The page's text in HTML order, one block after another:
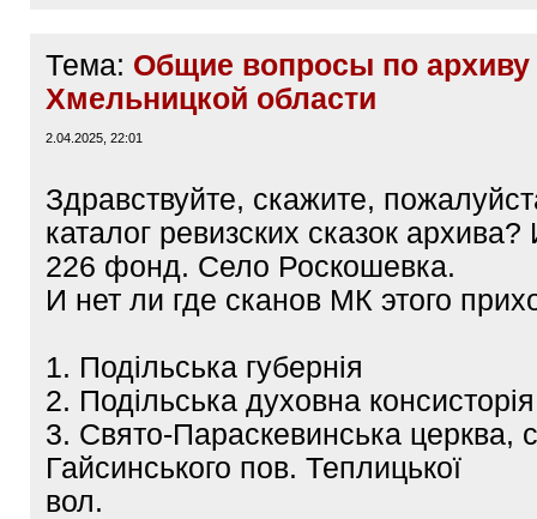
Тема: Общие вопросы по архиву
Хмельницкой области
2.04.2025, 22:01
Здравствуйте, скажите,
каталог ревизских сказок архива?
226 фонд. Село Роскошевка.
И нет ли где сканов МК этого
1. Подільська губернія
2. Подільська духовна консисторія
3. Свято-Параскевинська церква,
Гайсинського пов. Теплицької
вол.